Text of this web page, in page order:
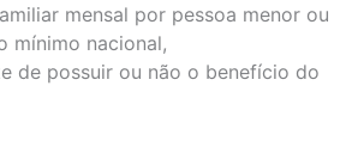
mensal por pessoa menor ou
mínimo nacional,
de possuir ou não o benefício do